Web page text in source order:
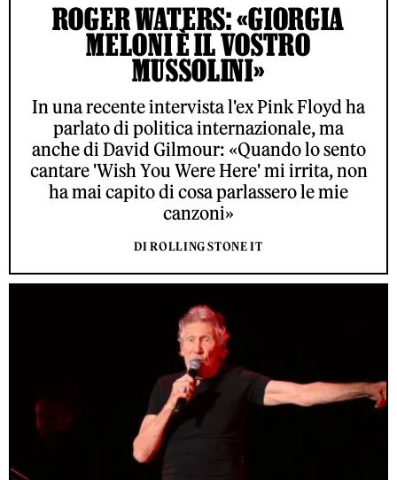
ROGER WATERS: «GIORGIA
MELONI È IL VOSTRO
MUSSOLINI»
In una recente intervista l'ex Pink Floyd ha
parlato di politica internazionale, ma
anche di David Gilmour: «Quando lo sento
cantare 'Wish You Were Here' mi irrita, non
ha mai capito di cosa parlassero le mie
canzoni»
DI ROLLING STONE IT